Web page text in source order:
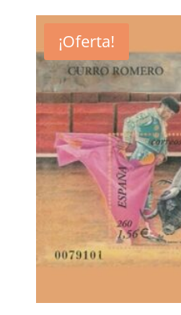
7,55€.3,40€.
¡Oferta!